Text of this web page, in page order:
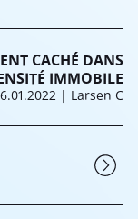
CACHÉ DANS
IMMOBILE
| Larsen C